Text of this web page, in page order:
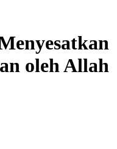
oleh Allah